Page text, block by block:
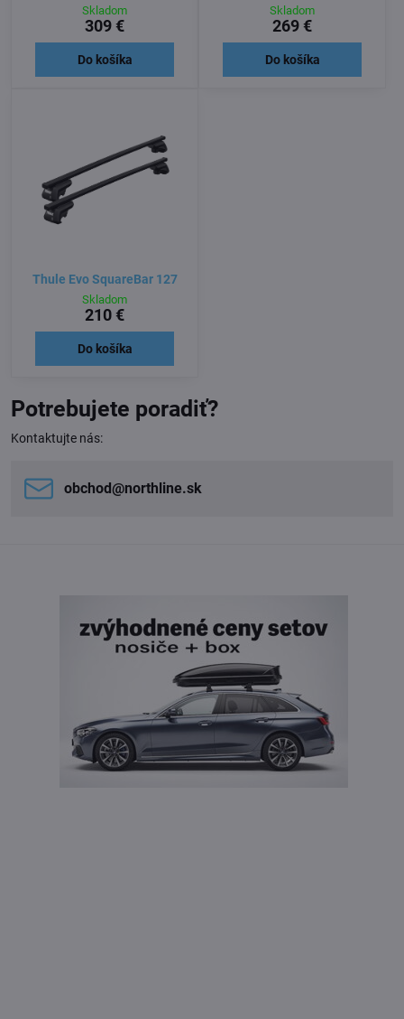
Skladom
309 €
Do košíka
Skladom
269 €
Do košíka
Thule Evo SquareBar 127
Skladom
210 €
Do košíka
Potrebujete poradiť?
Kontaktujte nás:
obchod​@northline​.sk